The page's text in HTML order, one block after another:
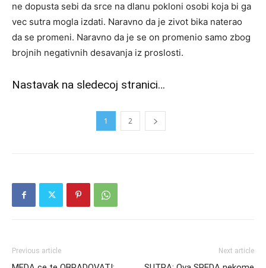
ne dopusta sebi da srce na dlanu pokloni osobi koja bi ga
vec sutra mogla izdati. Naravno da je zivot bika naterao
da se promeni. Naravno da je se on promenio samo zbog
brojnih negativnih desavanja iz proslosti.
Nastavak na sledecoj stranici…
1 2
Previous article Next article